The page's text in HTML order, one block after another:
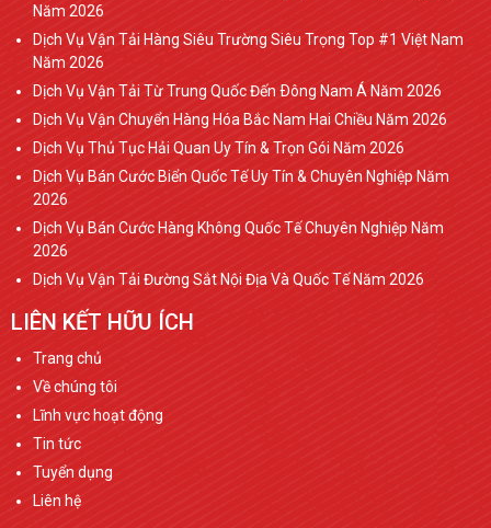
Năm 2026
Dịch Vụ Vận Tải Hàng Siêu Trường Siêu Trọng Top #1 Việt Nam
Năm 2026
Dịch Vụ Vận Tải Từ Trung Quốc Đến Ðông Nam Á Năm 2026
Dịch Vụ Vận Chuyển Hàng Hóa Bắc Nam Hai Chiều Năm 2026
Dịch Vụ Thủ Tục Hải Quan Uy Tín & Trọn Gói Năm 2026
Dịch Vụ Bán Cước Biển Quốc Tế Uy Tín & Chuyên Nghiệp Năm
2026
Dịch Vụ Bán Cước Hàng Không Quốc Tế Chuyên Nghiệp Năm
2026
Dịch Vụ Vận Tải Đường Sắt Nội Địa Và Quốc Tế Năm 2026
LIÊN KẾT HỮU ÍCH
Trang chủ
Về chúng tôi
Lĩnh vực hoạt động
Tin tức
Tuyển dụng
Liên hệ